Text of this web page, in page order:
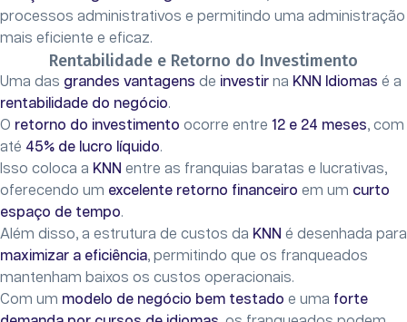
processos administrativos e permitindo uma administração
mais eficiente e eficaz.
Rentabilidade e Retorno do Investimento
Uma das grandes vantagens de investir na KNN Idiomas é a
rentabilidade do negócio.
O retorno do investimento ocorre entre 12 e 24 meses, com
até 45% de lucro líquido.
Isso coloca a KNN entre as franquias baratas e lucrativas,
oferecendo um excelente retorno financeiro em um curto
espaço de tempo.
Além disso, a estrutura de custos da KNN é desenhada para
maximizar a eficiência, permitindo que os franqueados
mantenham baixos os custos operacionais.
Com um modelo de negócio bem testado e uma forte